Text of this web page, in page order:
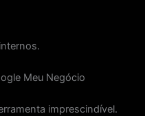
Meu Negócio
imprescindível.